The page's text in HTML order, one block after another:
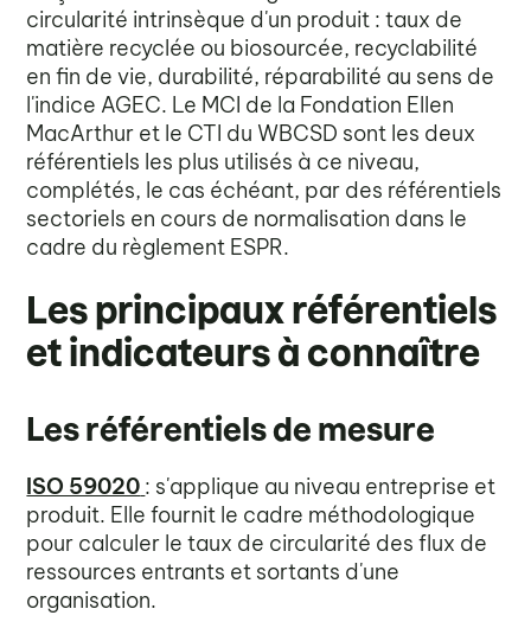
circularité intrinsèque d'un produit : taux de
matière recyclée ou biosourcée, recyclabilité
en fin de vie, durabilité, réparabilité au sens de
l'indice AGEC. Le MCI de la Fondation Ellen
MacArthur et le CTI du WBCSD sont les deux
référentiels les plus utilisés à ce niveau,
complétés, le cas échéant, par des référentiels
sectoriels en cours de normalisation dans le
cadre du règlement ESPR.
Les principaux référentiels
et indicateurs à connaître
Les référentiels de mesure
ISO 59020 : s'applique au niveau entreprise et
produit. Elle fournit le cadre méthodologique
pour calculer le taux de circularité des flux de
ressources entrants et sortants d'une
organisation.